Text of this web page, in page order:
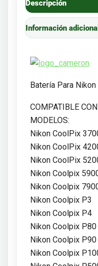
Descripción
Información adicional
Batería Para Nikon
COMPATIBLE
MODELOS:
Nikon CoolPix
Nikon CoolPix
Nikon CoolPix
Nikon Coolpix
Nikon Coolpix
Nikon Coolpix P3
Nikon Coolpix P4
Nikon Coolpix P80
Nikon Coolpix P90
Nikon Coolpix